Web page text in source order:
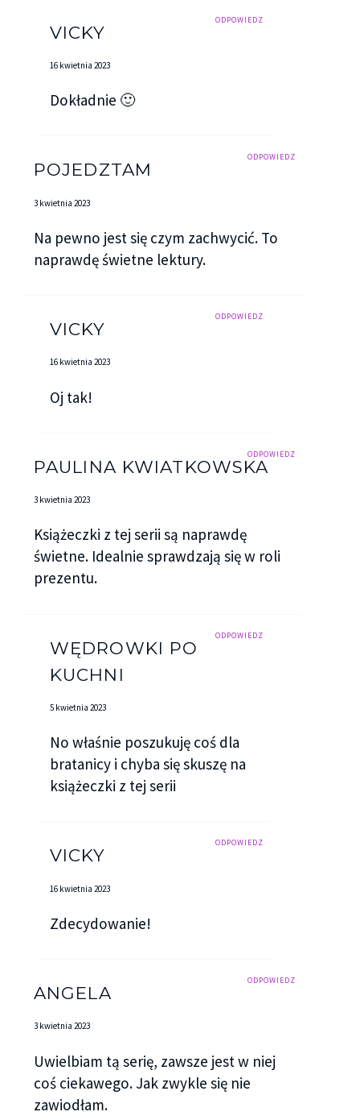
ODPOWIEDZ
VICKY
16 kwietnia 2023
Dokładnie 🙂
ODPOWIEDZ
POJEDZTAM
3 kwietnia 2023
Na pewno jest się czym zachwycić. To
naprawdę świetne lektury.
ODPOWIEDZ
VICKY
16 kwietnia 2023
Oj tak!
ODPOWIEDZ
PAULINA KWIATKOWSKA
3 kwietnia 2023
Książeczki z tej serii są naprawdę
świetne. Idealnie sprawdzają się w roli
prezentu.
ODPOWIEDZ
WĘDROWKI PO
KUCHNI
5 kwietnia 2023
No właśnie poszukuję coś dla
bratanicy i chyba się skuszę na
książeczki z tej serii
ODPOWIEDZ
VICKY
16 kwietnia 2023
Zdecydowanie!
ODPOWIEDZ
ANGELA
3 kwietnia 2023
Uwielbiam tą serię, zawsze jest w niej
coś ciekawego. Jak zwykle się nie
zawiodłam.